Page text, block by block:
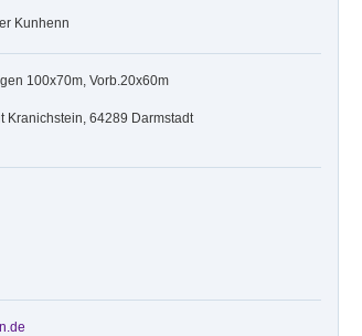
Kunhenn
100x70m, Vorb.20x60m
Kranichstein, 64289 Darmstadt